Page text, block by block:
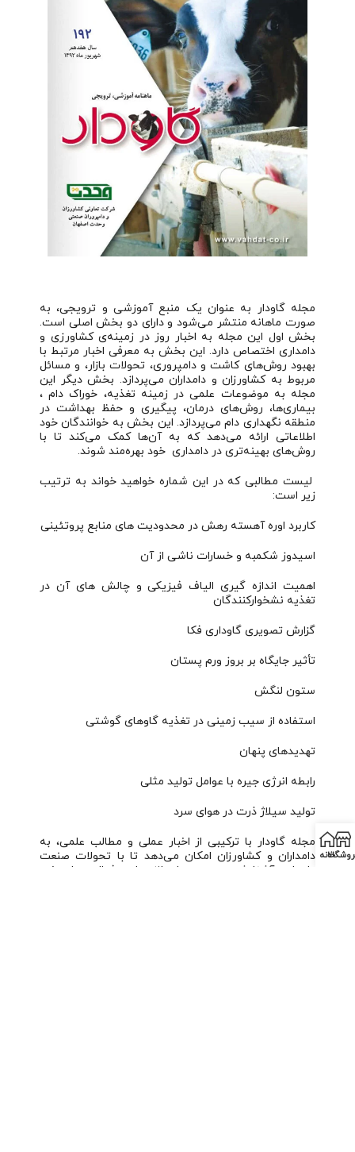
مجله گاودار به عنوان یک منبع آموزشی و ترویجی، به
صورت ماهانه منتشر می‌شود و دارای دو بخش اصلی است.
بخش اول این مجله به اخبار روز در زمینه‌ی کشاورزی و
دامداری اختصاص دارد. این بخش به معرفی اخبار مرتبط با
بهبود روش‌های کاشت و دامپروری، تحولات بازار، و مسائل
مربوط به کشاورزان و دامداران می‌پردازد. بخش دیگر این
مجله به موضوعات علمی در زمینه تغذیه، خوراک دام ،
بیماری‌ها، روش‌های درمان، پیگیری و حفظ بهداشت در
منطقه نگهداری دام می‌پردازد. این بخش به خوانندگان خود
اطلاعاتی ارائه می‌دهد که به آن‌ها کمک می‌کند تا با
روش‌های بهینه‌تری در دامداری خود بهره‌مند شوند.
لیست مطالبی که در این شماره خواهید خواند به ترتیب
زیر است:
کاربرد اوره آهسته رهش در محدودیت های منابع پروتئینی
اسیدوز شکمبه و خسارات ناشی از آن
اهمیت اندازه گیری الیاف فیزیکی و چالش های آن در
تغذیه نشخوارکنندگان
گزارش تصویری گاوداری فکا
تأثیر جایگاه بر بروز ورم پستان
ستون لنگش
استفاده از سیب زمینی در تغذیه گاوهای گوشتی
تهدیدهای پنهان
رابطه انرژی جیره با عوامل تولید مثلی
تولید سیلاژ ذرت در هوای سرد
مجله گاودار با ترکیبی از اخبار عملی و مطالب علمی، به
دامداران و کشاورزان امکان می‌دهد تا با تحولات صنعت
دامداری آشنا شده و بهبودهای لازم را در فعالیت‌های خود
خانه